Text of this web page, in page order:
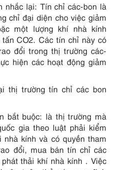
nhắc lại: Tín chỉ các-bon là
chỉ đại diện cho việc giảm
một lượng khí nhà kính
CO2. Các tín chỉ này có
đổi trong thị trường các-
hiện các hoạt động giảm
thị trường tín chỉ các bon
bắt buộc: là thị trường mà
gia theo luật phải kiểm
kính và có quyền tham
đổi, mua bán tín chỉ các
thải khí nhà kính . Việc